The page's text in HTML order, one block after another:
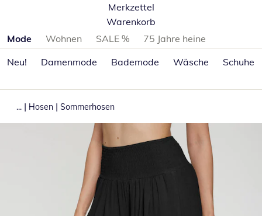
Merkzettel
Warenkorb
Produktkategorien überspringen
Mode Wohnen SALE %
75 Jahre heine
Neu!
Damenmode Bademode Wäsche Schuhe
... | Hosen | Sommerhosen